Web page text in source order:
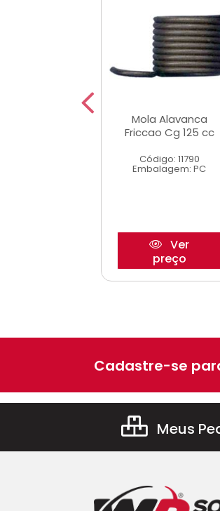
Mola Alavanca
Friccao Cg 125 cc
Código: 11790
Embalagem: PC
Ver
preço
Cadastre-se
Meus